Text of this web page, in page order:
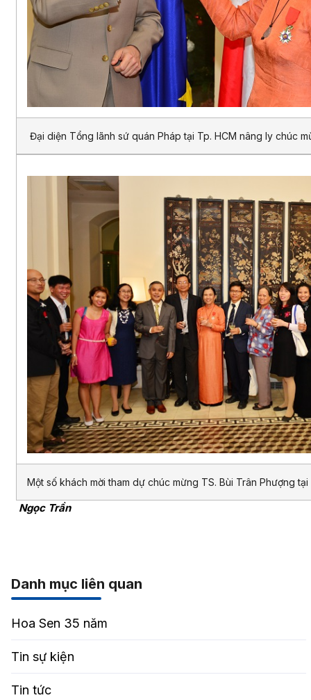
Đại diện Tổng lãnh sứ quán Pháp tại Tp. HCM nâng ly chúc
Một số khách mời tham dự chúc mừng TS. Bùi Trân Phượng
Ngọc Trần
Danh mục liên quan
Hoa Sen 35 năm
Tin sự kiện
Tin tức